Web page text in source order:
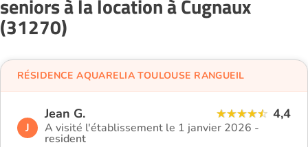
seniors à la location à Cugnaux
(31270)
J
Jean G. 4,4
A visité l'établissement le 1 janvier 2026 -
resident
RÉSIDENCE AQUARELIA TOULOUSE RANGUEIL